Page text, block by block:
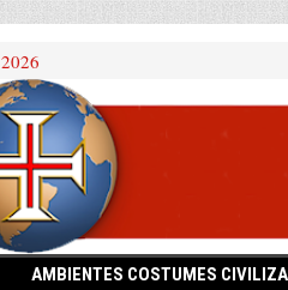
AMBIENTES COSTUMES